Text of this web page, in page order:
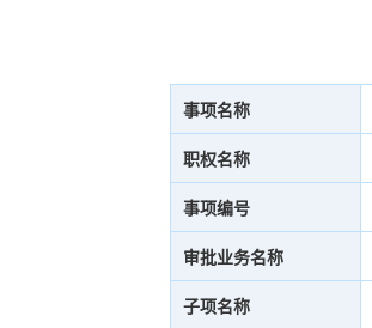
事项名称
职权名称
事项编号
审批业务名称
子项名称